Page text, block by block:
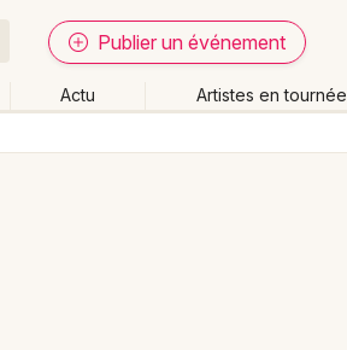
Publier un événement
Actu Artistes en tournée